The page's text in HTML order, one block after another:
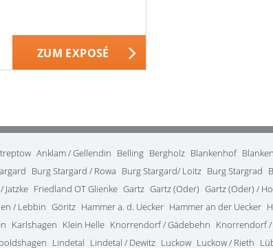
ZUM EXPOSÉ
Anklam / Gellendin Belling Bergholz Blankenhof
Burg Stargard / Rowa Burg Stargard/ Loitz Burg Stargrad
Jatzke Friedland OT Glienke Gartz Gartz (Oder) Gartz (Oder) /
/ Lebbin Göritz Hammer a. d. Uecker Hammer an der Uecker
Karlshagen Klein Helle Knorrendorf / Gädebehn Knorrendorf
Lindetal Lindetal / Dewitz Luckow Luckow / Rieth